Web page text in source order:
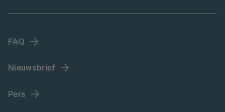
FAQ
Nieuwsbrief
Pers